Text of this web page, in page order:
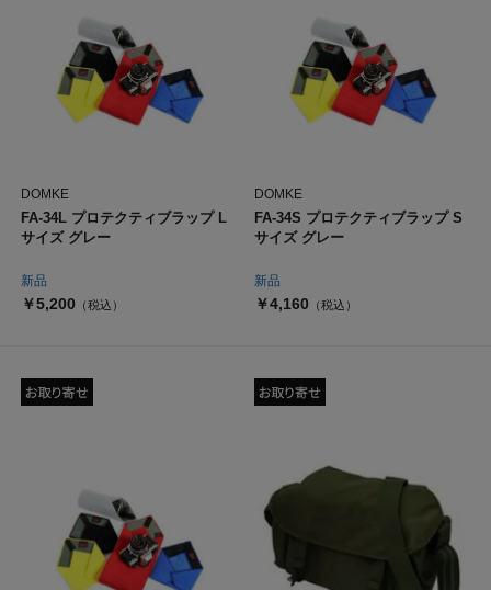
新品
DOMKE
FA-34L プロテクティブラップ L
サイズ グレー
￥5,200 （税込）
新品
DOMKE
FA-34S プロテクティブラップ S
サイズ グレー
￥4,160 （税込）